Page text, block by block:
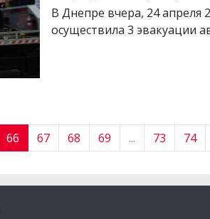
В Днепре вчера, 24 апреля
осуществила 3 эвакуации
66 67 68 69 ... 73 74